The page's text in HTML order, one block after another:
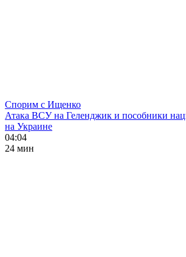
Спорим с Ищенко
Атака ВСУ на Геленджик и пособники
на Украине
04:04
24 мин